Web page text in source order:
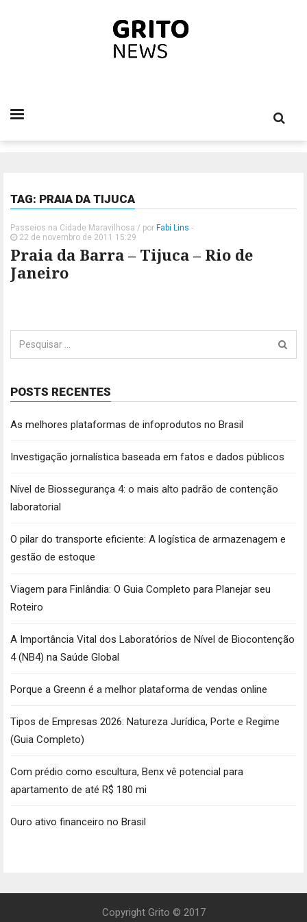
TAG: PRAIA DA TIJUCA
Passeios na Cidade Maravilhosa / por Fabi Lins -
22 de novembro de 2011 15:29
Praia da Barra – Tijuca – Rio de
Janeiro
Pesquisar
por:
POSTS RECENTES
As melhores plataformas de infoprodutos no Brasil
Investigação jornalística baseada em fatos e dados públicos
Nível de Biossegurança 4: o mais alto padrão de contenção
laboratorial
O pilar do transporte eficiente: A logística de armazenagem e
gestão de estoque
Viagem para Finlândia: O Guia Completo para Planejar seu
Roteiro
A Importância Vital dos Laboratórios de Nível de Biocontenção
4 (NB4) na Saúde Global
Porque a Greenn é a melhor plataforma de vendas online
Tipos de Empresas 2026: Natureza Jurídica, Porte e Regime
(Guia Completo)
Com prédio como escultura, Benx vê potencial para
apartamento de até R$ 180 mi
Ouro ativo financeiro no Brasil
Copyright Grito © 2017